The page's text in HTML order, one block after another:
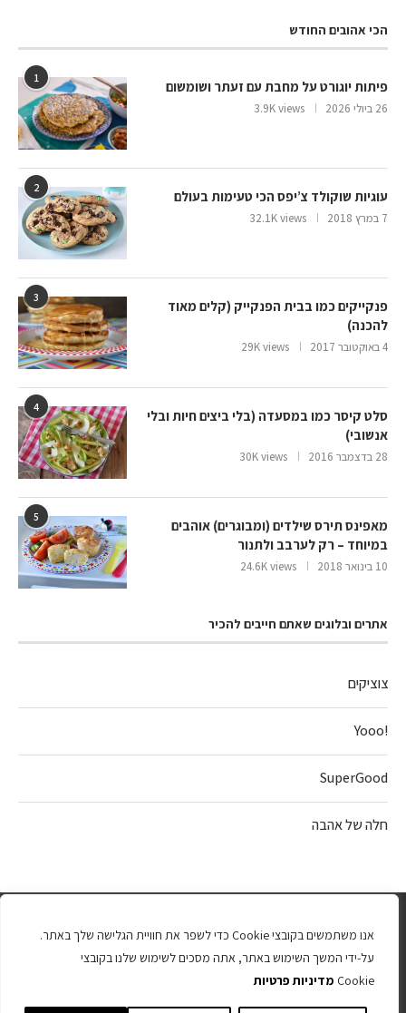
אנו משתמשים בקובצי Cookie כדי לשפר את חוויית הגלישה שלך באתר.
על-ידי המשך השימוש באתר, אתה מסכים לשימוש שלנו בקובצי
Cookie מדיניות פרטיות
הכי אהובים החודש
1
פיתות יוגורט על מחבת עם זעתר ושומשום
26 ביולי 2026 3.9K views
2
עוגיות שוקולד צ’יפס הכי טעימות בעולם
7 במרץ 2018 32.1K views
3
פנקייקים כמו בבית הפנקייק (קלים מאוד
להכנה)
4 באוקטובר 2017 29K views
4
סלט קיסר כמו במסעדה (בלי ביצים חיות ובלי
אנשובי)
28 בדצמבר 2016 30K views
5
מאפינס תירס שילדים (ומבוגרים) אוהבים
במיוחד – רק לערבב ולתנור
10 בינואר 2018 24.6K views
אתרים ובלוגים שאתם חייבים להכיר
צוציקים
!Yooo
SuperGood
חלה של אהבה